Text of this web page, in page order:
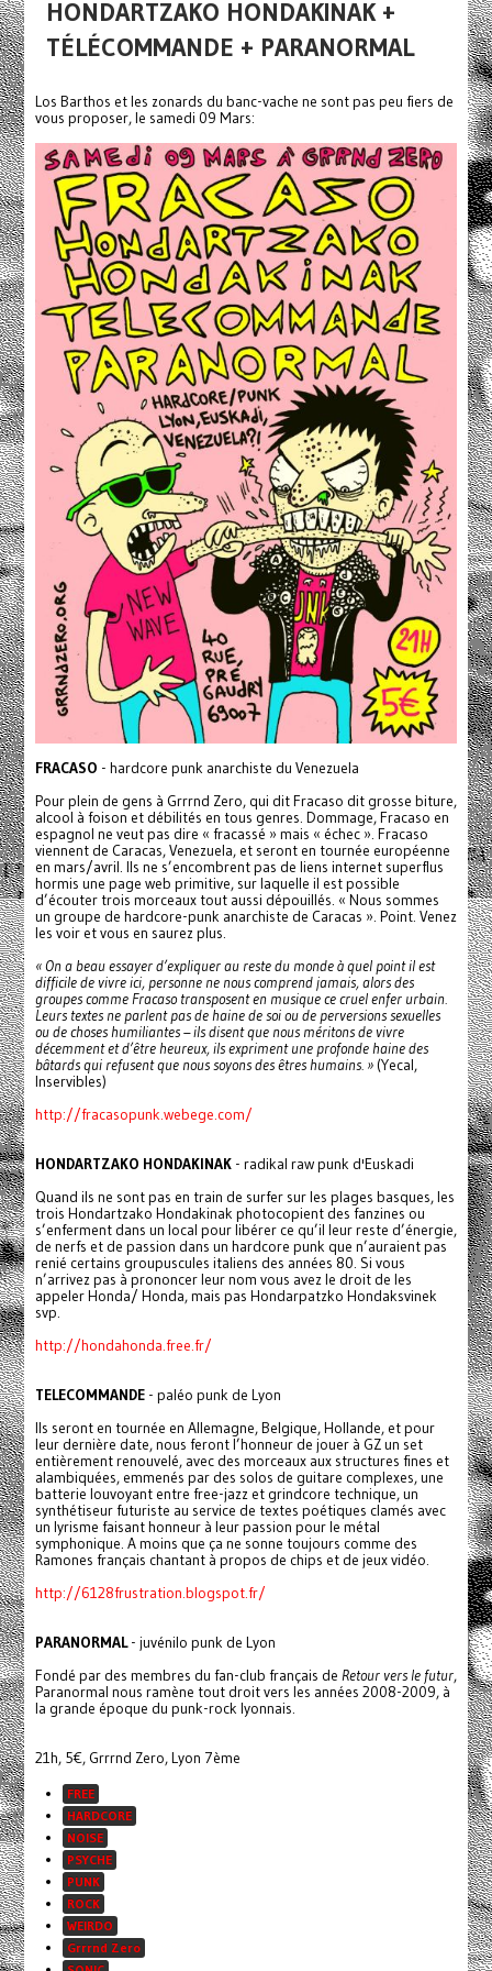
HONDARTZAKO HONDAKINAK +
TÉLÉCOMMANDE + PARANORMAL
Los Barthos et les zonards du banc-vache ne sont pas peu fiers de
vous proposer, le samedi 09 Mars:
FRACASO - hardcore punk anarchiste du Venezuela
Pour plein de gens à Grrrnd Zero, qui dit Fracaso dit grosse biture,
alcool à foison et débilités en tous genres. Dommage, Fracaso en
espagnol ne veut pas dire « fracassé » mais « échec ». Fracaso
viennent de Caracas, Venezuela, et seront en tournée européenne
en mars/avril. Ils ne s’encombrent pas de liens internet superflus
hormis une page web primitive, sur laquelle il est possible
d’écouter trois morceaux tout aussi dépouillés. « Nous sommes
un groupe de hardcore-punk anarchiste de Caracas ». Point. Venez
les voir et vous en saurez plus.
« On a beau essayer d’expliquer au reste du monde à quel point il est
difficile de vivre ici, personne ne nous comprend jamais, alors des
groupes comme Fracaso transposent en musique ce cruel enfer urbain.
Leurs textes ne parlent pas de haine de soi ou de perversions sexuelles
ou de choses humiliantes – ils disent que nous méritons de vivre
décemment et d’être heureux, ils expriment une profonde haine des
bâtards qui refusent que nous soyons des êtres humains. »(Yecal,
Inservibles)
http://fracasopunk.webege.com/
HONDARTZAKO HONDAKINAK- radikal raw punk d'Euskadi
Quand ils ne sont pas en train de surfer sur les plages basques, les
trois Hondartzako Hondakinak photocopient des fanzines ou
s’enferment dans un local pour libérer ce qu’il leur reste d’énergie,
de nerfs et de passion dans un hardcore punk que n’auraient pas
renié certains groupuscules italiens des années 80. Si vous
n’arrivez pas à prononcer leur nom vous avez le droit de les
appeler Honda/ Honda, mais pas Hondarpatzko Hondaksvinek
svp.
http://hondahonda.free.fr/
TELECOMMANDE- paléo punk de Lyon
Ils seront en tournée en Allemagne, Belgique, Hollande, et pour
leur dernière date, nous feront l’honneur de jouer à GZ un set
entièrement renouvelé, avec des morceaux aux structures fines et
alambiquées, emmenés par des solos de guitare complexes, une
batterie louvoyant entre free-jazz et grindcore technique, un
synthétiseur futuriste au service de textes poétiques clamés avec
un lyrisme faisant honneur à leur passion pour le métal
symphonique. A moins que ça ne sonne toujours comme des
Ramones français chantant à propos de chips et de jeux vidéo.
http://6128frustration.blogspot.fr/
PARANORMAL- juvénilo punk de Lyon
Fondé par des membres du fan-club français de Retour vers le futur,
Paranormal nous ramène tout droit vers les années 2008-2009, à
la grande époque du punk-rock lyonnais.
21h, 5€, Grrrnd Zero, Lyon 7ème
FREE
HARDCORE
NOISE
PSYCHE
PUNK
ROCK
WEIRDO
Grrrnd Zero